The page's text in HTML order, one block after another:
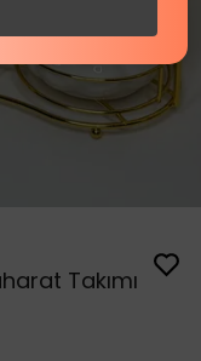
Takımı